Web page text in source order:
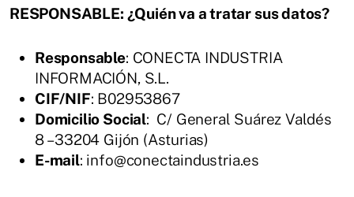
RESPONSABLE: ¿Quién va a tratar sus datos?
Responsable: CONECTA INDUSTRIA
INFORMACIÓN, S.L.
CIF/NIF: B02953867
Domicilio Social: C/ General Suárez Valdés
8 – 33204 Gijón (Asturias)
E-mail: info@conectaindustria.es